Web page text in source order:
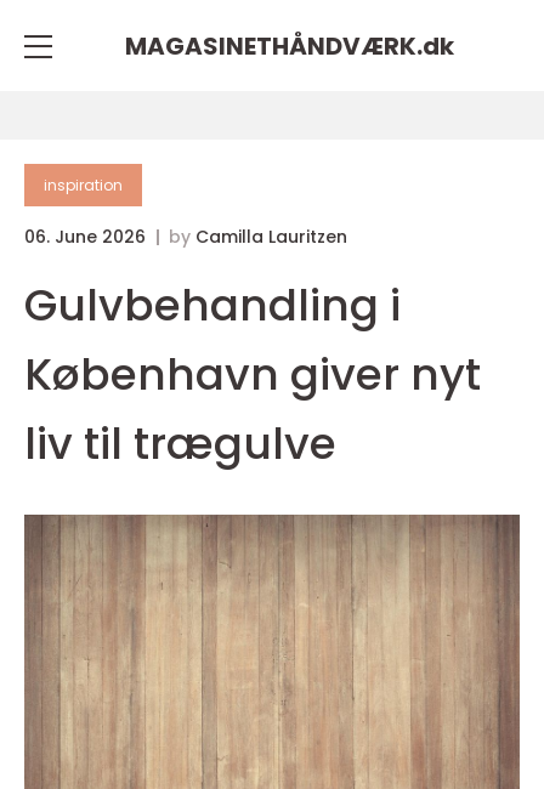
MAGASINETHÅNDVÆRK.dk
inspiration
06. June 2026 by Camilla Lauritzen
Gulvbehandling i
København giver nyt
liv til trægulve